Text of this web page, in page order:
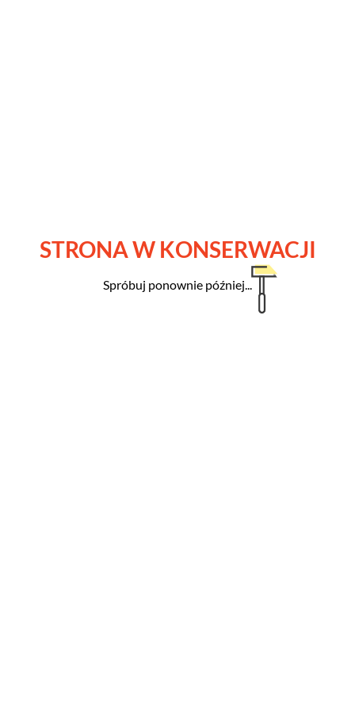
STRONA W KONSERWACJI
Spróbuj ponownie później...